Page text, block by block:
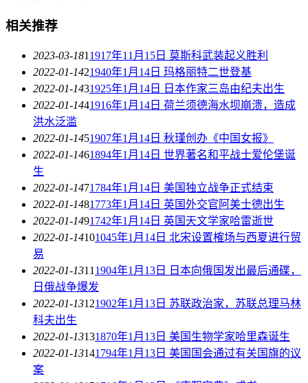
相关推荐
2023-03-181 1917年11月15日 莫斯科武装起义胜利
2022-01-1421940年1月14日 玛格丽特二世登基
2022-01-1431925年1月14日 日本作家三岛由纪夫出生
2022-01-1441916年1月14日 荷兰须德海水坝崩溃，造成
洪水泛滥
2022-01-1451907年1月14日 秋瑾创办《中国女报》
2022-01-1461894年1月14日 世界著名和平战士爱伦堡诞
生
2022-01-1471784年1月14日 美国独立战争正式结束
2022-01-1481773年1月14日 英国外交官阿美士德出生
2022-01-1491742年1月14日 英国天文学家哈雷逝世
2022-01-14101045年1月14日 北宋设置榷场与西夏进行贸
易
2022-01-1311 1904年1月13日 日本向俄国发出最后通碟，
日俄战争爆发
2022-01-13121902年1月13日 苏联政治家，苏联总理马林
科夫出生
2022-01-13131870年1月13日 美国生物学家哈里森诞生
2022-01-13141794年1月13日 美国国会通过有关国旗的议
案